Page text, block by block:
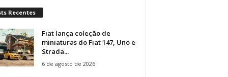
Recentes
Fiat lança coleção de
miniaturas do Fiat 147, Uno e
Strada...
6 de agosto de 2026